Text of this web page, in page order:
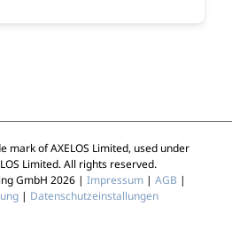
mark of AXELOS Limited, used under
Limited. All rights reserved.
GmbH 2026 | Impressum | AGB |
| Datenschutzeinstallungen